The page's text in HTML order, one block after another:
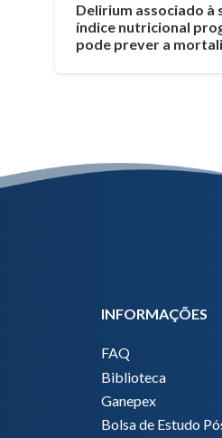
Delirium associado à
índice nutricional
pode prever a
INFORMAÇÕES
FAQ
Biblioteca
Ganepex
Bolsa de Estudo